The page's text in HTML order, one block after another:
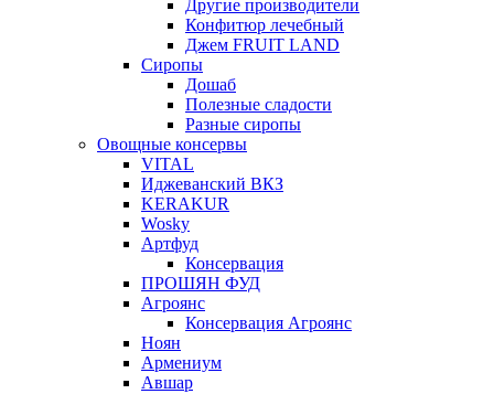
Другие производители
Конфитюр лечебный
Джем FRUIT LAND
Сиропы
Дошаб
Полезные сладости
Разные сиропы
Овощные консервы
VITAL
Иджеванский ВКЗ
KERAKUR
Wosky
Артфуд
Консервация
ПРОШЯН ФУД
Агроянс
Консервация Агроянс
Ноян
Армениум
Авшар